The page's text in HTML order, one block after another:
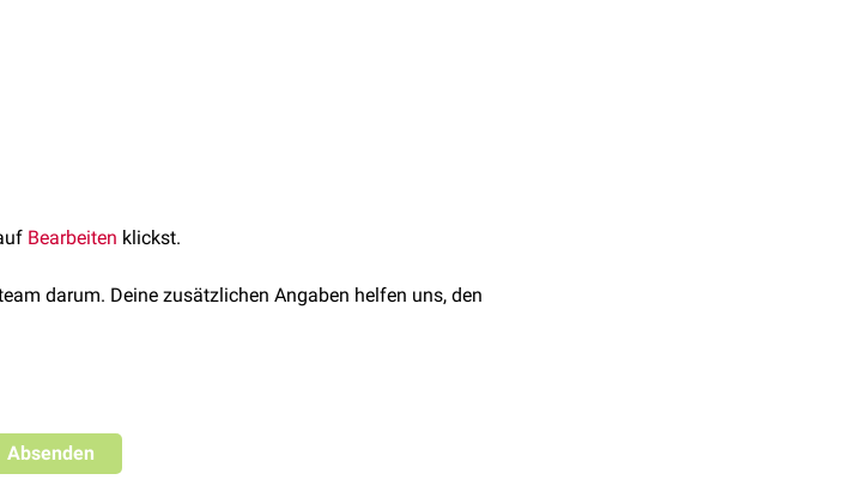
geformt.
Horst, Deplazes, Peter. Lehrbuch der Parasitologie für die
Bearbeiten klickst.
darum. Deine zusätzlichen Angaben helfen uns, den
Absenden